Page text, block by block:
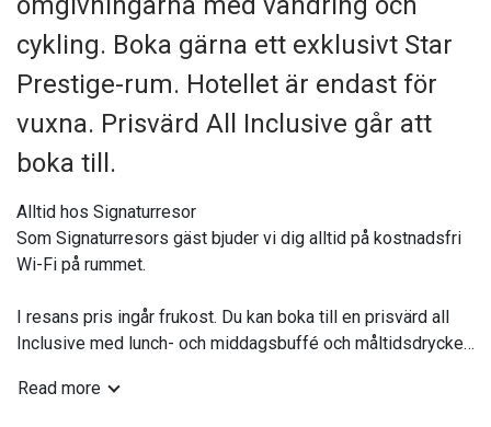
cykling. Boka gärna ett exklusivt Star
Prestige-rum. Hotellet är endast för
vuxna. Prisvärd All Inclusive går att
boka till.
Alltid hos Signaturresor
Som Signaturresors gäst bjuder vi dig alltid på kostnadsfri
Wi-Fi på rummet.
I resans pris ingår frukost. Du kan boka till en prisvärd all
Inclusive med lunch- och middagsbuffé och måltidsdrycker
anvisade barer och tider. Med All Incluisve fylls minibaren
Read more